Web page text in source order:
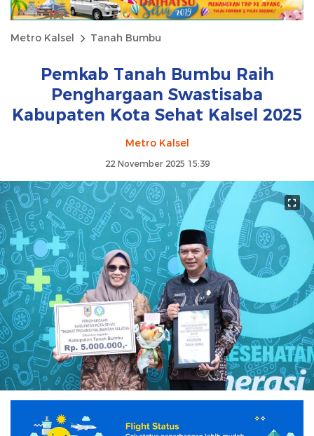
Metro Kalsel Tanah Bumbu
Pemkab Tanah Bumbu Raih
Penghargaan Swastisaba
Kabupaten Kota Sehat Kalsel 2025
Metro Kalsel
22 November 2025 15:39